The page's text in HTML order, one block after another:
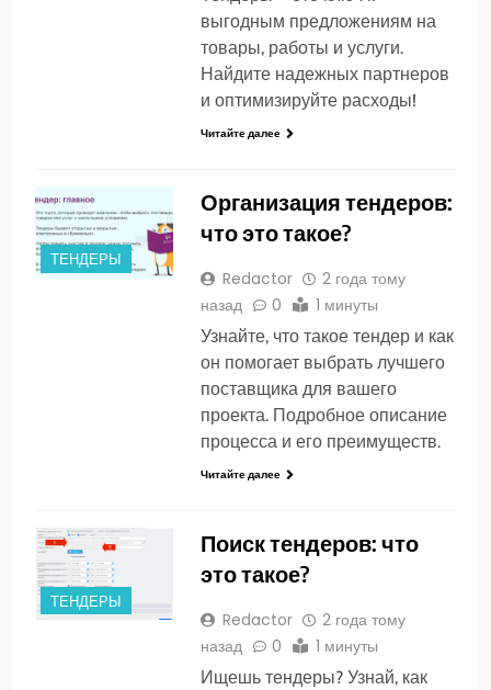
выгодным предложениям на
товары, работы и услуги.
Найдите надежных партнеров
и оптимизируйте расходы!
Читайте далее
ТЕНДЕРЫ
Организация тендеров:
что это такое?
Redactor
2 года тому
назад
0 1 минуты
Узнайте, что такое тендер и как
он помогает выбрать лучшего
поставщика для вашего
проекта. Подробное описание
процесса и его преимуществ.
Читайте далее
ТЕНДЕРЫ
Поиск тендеров: что
это такое?
Redactor
2 года тому
назад
0 1 минуты
Ищешь тендеры? Узнай, как